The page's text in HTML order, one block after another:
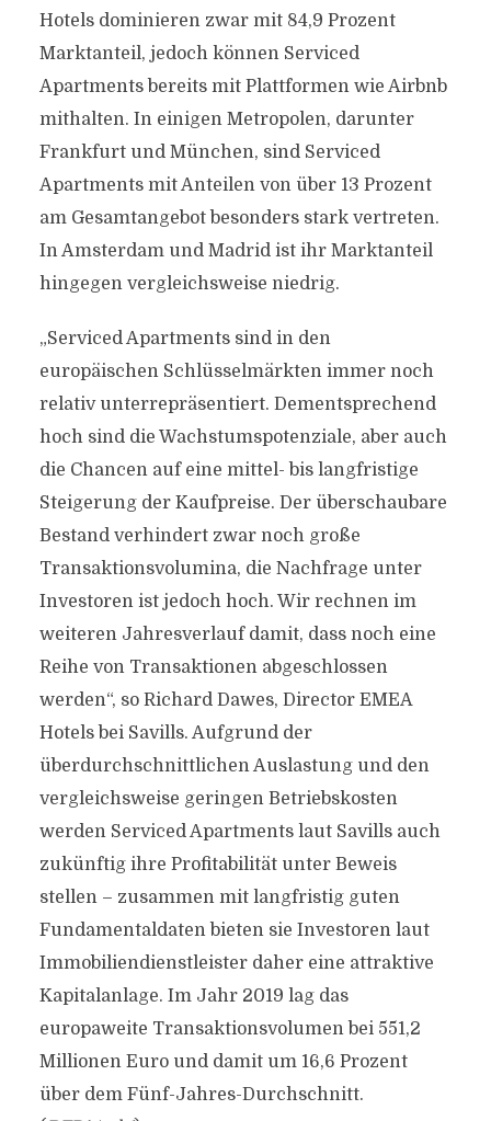
Hotels dominieren zwar mit 84,9 Prozent
Marktanteil, jedoch können Serviced
Apartments bereits mit Plattformen wie Airbnb
mithalten. In einigen Metropolen, darunter
Frankfurt und München, sind Serviced
Apartments mit Anteilen von über 13 Prozent
am Gesamtangebot besonders stark vertreten.
In Amsterdam und Madrid ist ihr Marktanteil
hingegen vergleichsweise niedrig.
„Serviced Apartments sind in den
europäischen Schlüsselmärkten immer noch
relativ unterrepräsentiert. Dementsprechend
hoch sind die Wachstumspotenziale, aber auch
die Chancen auf eine mittel- bis langfristige
Steigerung der Kaufpreise. Der überschaubare
Bestand verhindert zwar noch große
Transaktionsvolumina, die Nachfrage unter
Investoren ist jedoch hoch. Wir rechnen im
weiteren Jahresverlauf damit, dass noch eine
Reihe von Transaktionen abgeschlossen
werden“, so Richard Dawes, Director EMEA
Hotels bei Savills. Aufgrund der
überdurchschnittlichen Auslastung und den
vergleichsweise geringen Betriebskosten
werden Serviced Apartments laut Savills auch
zukünftig ihre Profitabilität unter Beweis
stellen – zusammen mit langfristig guten
Fundamentaldaten bieten sie Investoren laut
Immobiliendienstleister daher eine attraktive
Kapitalanlage. Im Jahr 2019 lag das
europaweite Transaktionsvolumen bei 551,2
Millionen Euro und damit um 16,6 Prozent
über dem Fünf-Jahres-Durchschnitt.